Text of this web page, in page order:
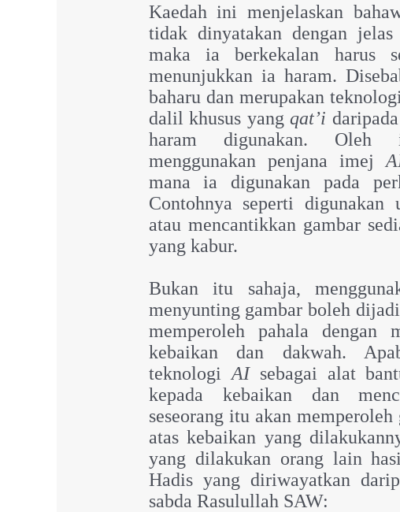
Kaedah ini menjelaskan
tidak dinyatakan dengan
maka ia berkekalan harus
menunjukkan ia haram.
baharu dan merupakan
dalil khusus yangqat’i
haram digunakan. Oleh
menggunakan penjana imej
mana ia digunakan pada
Contohnya seperti
atau mencantikkan gambar
yang kabur.
Bukan itu sahaja,
menyunting gambar boleh
memperoleh pahala dengan
kebaikan dan dakwah.
teknologi AIsebagai alat
kepada kebaikan dan
seseorang itu akan
atas kebaikan yang
yang dilakukan orang lain
Hadis yang diriwayatkan
sabda Rasulullah SAW: